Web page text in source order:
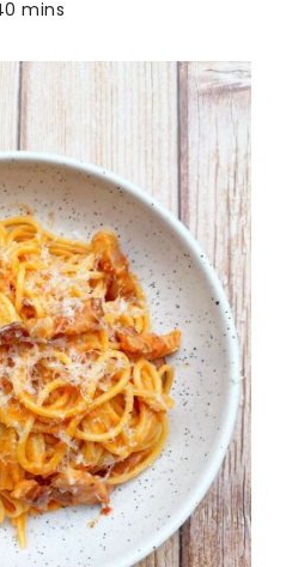
mins